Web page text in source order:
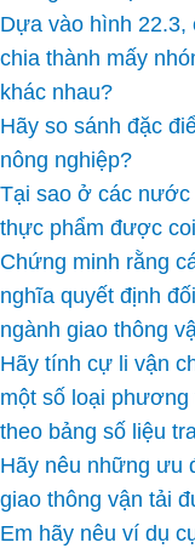
Dựa vào hình
chia thành mấy
khác nhau?
Hãy so sánh đặc
nông nghiệp?
Tại sao ở các nước
thực phẩm được
Chứng minh rằng
nghĩa quyết định
ngành giao thông
Hãy tính cự li vận
một số loại
theo bảng số liệu
Hãy nêu những ưu
giao thông vận tải
Em hãy nêu ví dụ